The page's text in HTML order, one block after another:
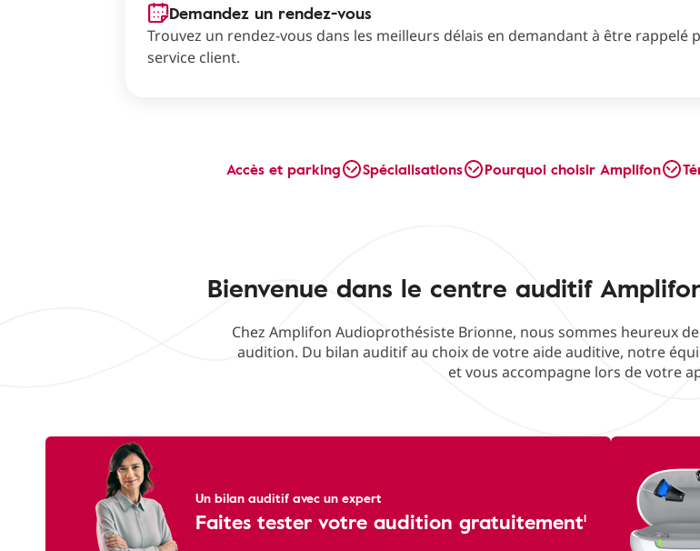
Demandez un rendez-vous
Trouvez un rendez-vous dans les meilleurs délais en demandant à être rappelé
service client.
Accès et parking Spécialisations Pourquoi choisir Amplifon
Bienvenue dans le centre auditif
Chez Amplifon Audioprothésiste Brionne, nous sommes heureux
audition. Du bilan auditif au choix de votre aide auditive, notre
et vous accompagne lors de votre
Un bilan auditif avec un expert
Faites tester votre audition gratuitement¹